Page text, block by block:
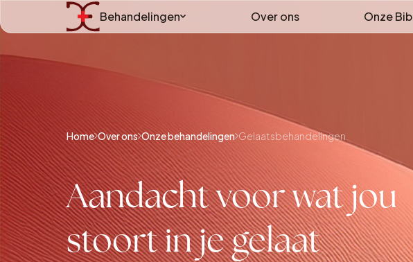
Behandelingen Over ons Onze Bib
Home Over ons Onze behandelingen Gelaatsbehandelingen
Aandacht voor wat jou
stoort in je gelaat